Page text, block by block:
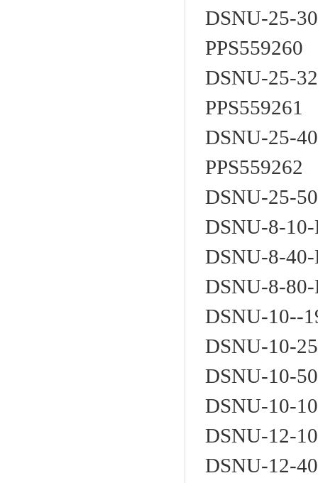
DSNU-25-
PPS559260
DSNU-25-
PPS559261
DSNU-25-
PPS559262
DSNU-25-
DSNU-8-
DSNU-8-
DSNU-8-
DSNU-10--
DSNU-10-
DSNU-10-
DSNU-10-
DSNU-12-
DSNU-12-